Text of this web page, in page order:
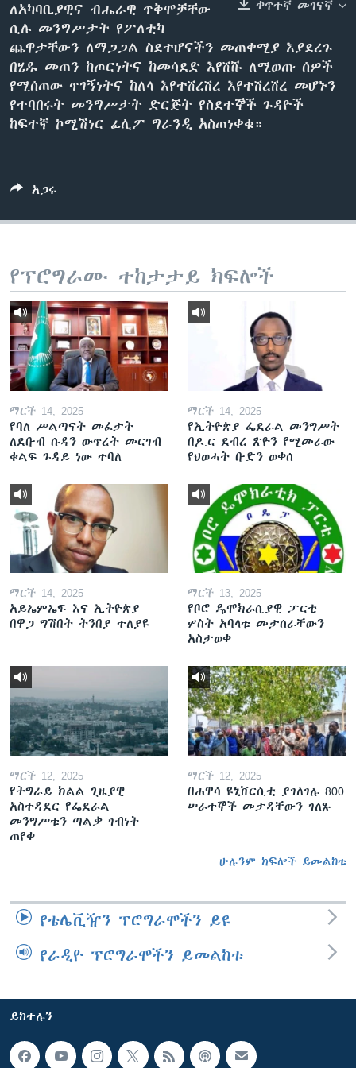
ቋንቋዎች
ቀጥተኛ መገናኛ
ለአካባቢያዊና ብሔራዊ ጥቅሞቻቸው
ሲሉ መንግሥታት የፖለቲካ
ጨዋታቸውን ለማጋጋል ስደተሆናችን መጠቀሚያ እያደረጉ
በሄዱ መጠን ከጦርነትና ከመሳደድ እየሸሹ ለሚወጡ ሰዎች
የሚሰጠው ጥገኝነትና ከለላ እየተሸረሸረ እየተሸረሸረ መሆኑን
የተባበሩት መንግሥታት ድርጅት የስደተኞች ጉዳዮች
ከፍተኛ ኮሚሽነር ፊሊፖ ግራንዲ አስጠነቀቁ።
አጋሩ
የፕሮግራሙ ተከታታይ ክፍሎች
ማርች 14, 2025
የባለ ሥልጣናት መፈታት
ለደቡብ ሱዳን ውጥረት መርገብ
ቁልፍ ጉዳይ ነው ተባለ
ማርች 14, 2025
የኢትዮጵያ ፌደራል መንግሥት
በዶ.ር ደብረ ጽዮን የሚመራው
የህወሓት ቡድን ወቀሰ
ማርች 14, 2025
አይኤምኤፍ እና ኢትዮጵያ
በዋጋ ግሽበት ትንበያ ተለያዩ
ማርች 13, 2025
የቦሮ ዴሞክራሲያዊ ፓርቲ
ሦስት አባላቱ መታሰራቸውን
አስታወቀ
ማርች 12, 2025
የትግራይ ክልል ጊዜያዊ
አስተዳደር የፌደራል
መንግሥቱን ጣልቃ ገብነት
ጠየቀ
ማርች 12, 2025
በሐዋሳ ዩኒቨርሲቲ ያገለገሉ 800
ሠራተኞች መታዳቸውን ገለጹ
ሁሉንም ክፍሎች ይመልከቱ
የቴሌቪዥን ፕሮግራሞችን ይዩ
የራዲዮ ፕሮግራሞችን ይመልከቱ
ይከተሉን